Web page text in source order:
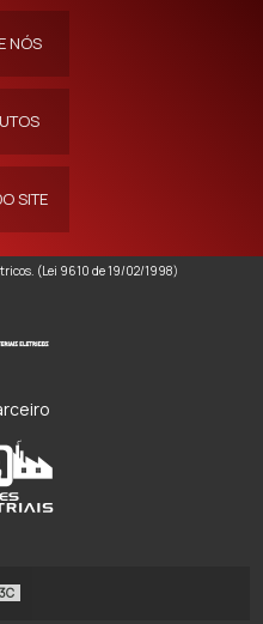
NÓS
SITE
(Lei 9610 de 19/02/1998)